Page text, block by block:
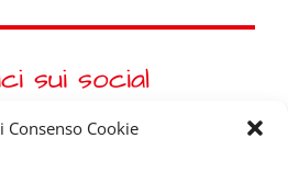
Consenso Cookie
sui social